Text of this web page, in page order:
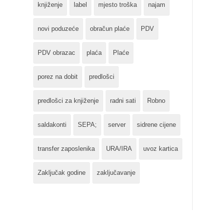
knjiženje label mjesto troška najam
novi poduzeće obračun plaće PDV
PDV obrazac plaća Plaće
porez na dobit predlošci
predlošci za knjiženje radni sati Robno
saldakonti SEPA; server sidrene cijene
transfer zaposlenika URA/IRA uvoz kartica
Zaključak godine zaključavanje